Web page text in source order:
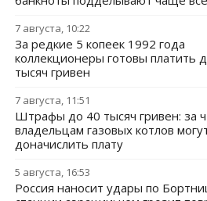
7 августа, 10:22
За редкие 5 копеек 1992 года
коллекционеры готовы платить
тысяч гривен
7 августа, 11:51
Штрафы до 40 тысяч гривен: за
владельцам газовых котлов
доначислить плату
5 августа, 16:53
Россия наносит удары по